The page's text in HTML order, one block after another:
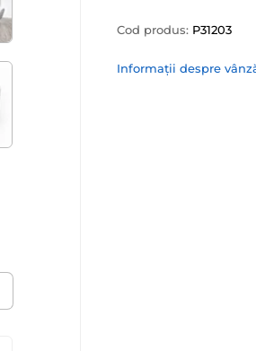
Cod produs: P31203
Informații despre